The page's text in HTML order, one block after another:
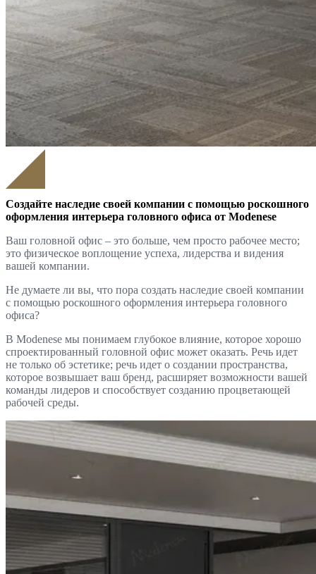
Создайте наследие своей компании с помощью роскошного
оформления интерьера головного офиса от Modenese
Ваш головной офис – это больше, чем просто рабочее место;
это физическое воплощение успеха, лидерства и видения
вашей компании.
Не думаете ли вы, что пора создать наследие своей компании
с помощью роскошного оформления интерьера головного
офиса?
В Modenese мы понимаем глубокое влияние, которое хорошо
спроектированный головной офис может оказать. Речь идет
не только об эстетике; речь идет о создании пространства,
которое возвышает ваш бренд, расширяет возможности вашей
команды лидеров и способствует созданию процветающей
рабочей среды.